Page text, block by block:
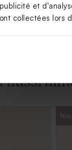
publicité et
ont collectées lors
aussi